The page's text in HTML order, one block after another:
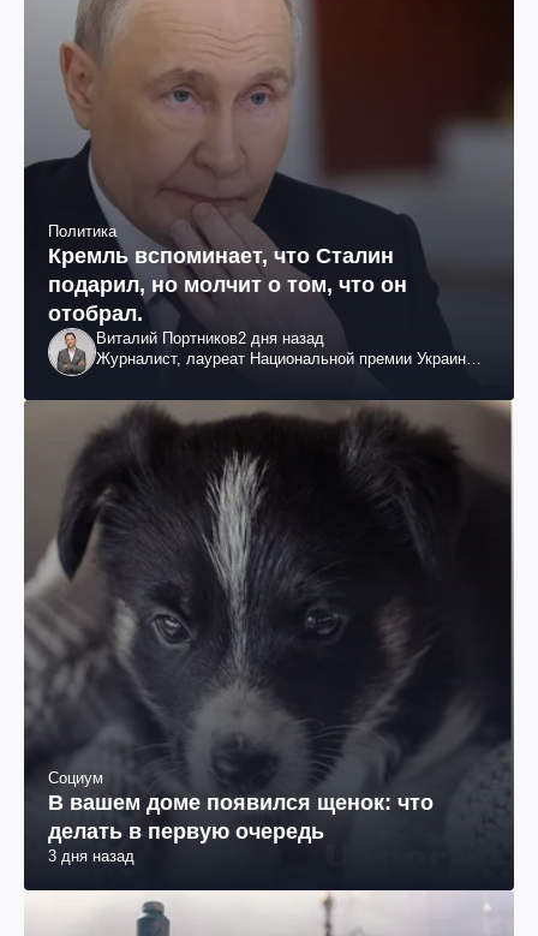
Политика
Кремль вспоминает, что Сталин
подарил, но молчит о том, что он
отобрал.
Виталий Портников2 дня назад
Журналист, лауреат Национальной премии Украины
Социум
В вашем доме появился щенок: что
делать в первую очередь
3 дня назад